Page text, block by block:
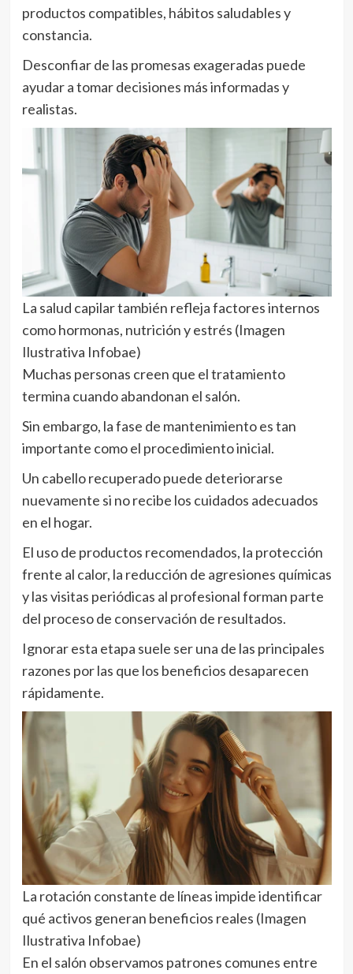
productos compatibles, hábitos saludables y
constancia.
Desconfiar de las promesas exageradas puede
ayudar a tomar decisiones más informadas y
realistas.
La salud capilar también refleja factores internos
como hormonas, nutrición y estrés (Imagen
Ilustrativa Infobae)
Muchas personas creen que el tratamiento
termina cuando abandonan el salón.
Sin embargo, la fase de mantenimiento es tan
importante como el procedimiento inicial.
Un cabello recuperado puede deteriorarse
nuevamente si no recibe los cuidados adecuados
en el hogar.
El uso de productos recomendados, la protección
frente al calor, la reducción de agresiones químicas
y las visitas periódicas al profesional forman parte
del proceso de conservación de resultados.
Ignorar esta etapa suele ser una de las principales
razones por las que los beneficios desaparecen
rápidamente.
La rotación constante de líneas impide identificar
qué activos generan beneficios reales (Imagen
Ilustrativa Infobae)
En el salón observamos patrones comunes entre